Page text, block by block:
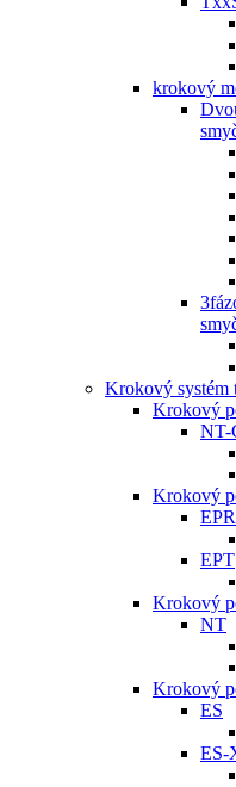
krokový
Krokový systém
Krokový
NT-
Krokový
EPR
EPT
Krokový
NT
Krokový
ES
ES-